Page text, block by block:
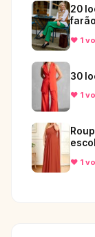
20
♥ 1
30
♥ 1
♥ 1